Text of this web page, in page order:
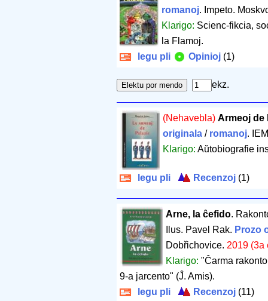
romanoj. Impeto.
Klarigo: Scienc-fikcia,
la Flamoj.
legu pli
Opinioj (1)
ekz.
(Nehavebla) Armeoj de
originala / romanoj.
Klarigo:Aŭtobiografie
legu pli Recenzoj (1)
Arne, la ĉefido.
Ilus. Pavel Rak. Prozo
Dobřichovice. 2019 (3a
Klarigo: "Ĉarma
9-a jarcento" (Ĵ. Amis).
legu pli
Recenzoj (11)